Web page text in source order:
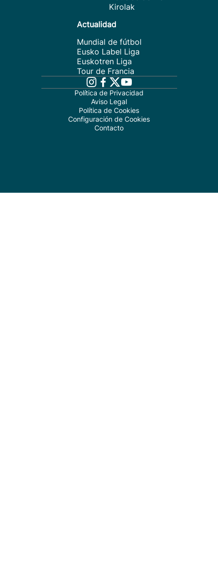
Kirolak
Actualidad
Mundial de fútbol
Eusko Label Liga
Euskotren Liga
Tour de Francia
Política de Privacidad
Aviso Legal
Política de Cookies
Configuración de Cookies
Contacto